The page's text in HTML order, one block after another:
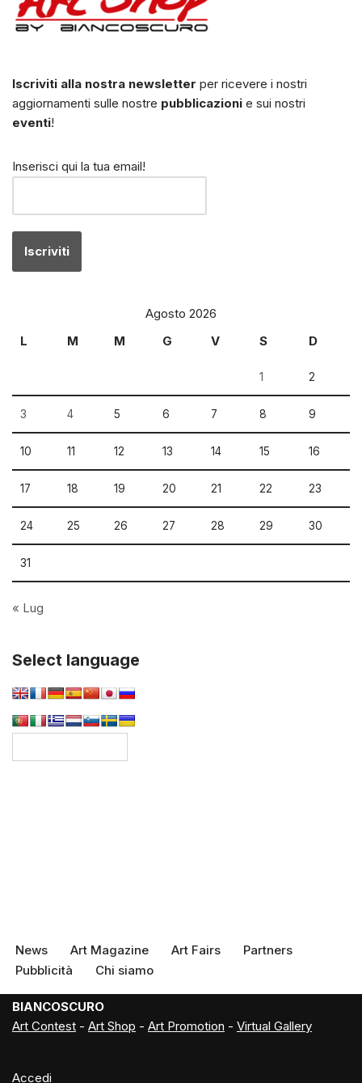
Iscriviti alla nostra newsletter per ricevere i nostri
aggiornamenti sulle nostre pubblicazioni e sui nostri
eventi!
Inserisci qui la tua email!
Agosto 2026
L
M M G V S D
1 2
3 4 5 6 7 8 9
10 11 12 13 14 15 16
17 18 19 20 21 22 23
24 25 26 27 28 29 30
31
« Lug
Select language
News Art Magazine Art Fairs
Partners
Pubblicità
Chi siamo
BIANCOSCURO
Art Contest - Art Shop - Art Promotion - Virtual Gallery
Accedi